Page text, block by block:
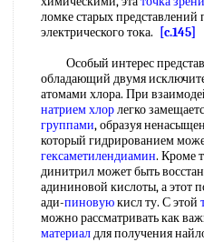
ломке старых представлений
электрического тока.
[c.145]
Особый интерес
обладающий двумя
атомами хлора. При
натрием хлорлегко
группами, образуя
который гидрированием
гексаметилендиамин. Кроме
динитрил может быть
адининовой кислоты, а этот
ади-пиновуюкисл ту. С этой
можно рассматривать как
материалдля получения